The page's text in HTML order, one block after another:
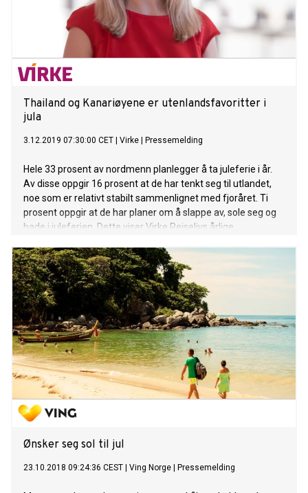
Thailand og Kanariøyene er utenlandsfavoritter i
jula
3.12.2019 07:30:00 CET Virke Pressemelding
Hele 33 prosent av nordmenn planlegger å ta juleferie i år.
Av disse oppgir 16 prosent at de har tenkt seg til utlandet,
noe som er relativt stabilt sammenlignet med fjoråret. Ti
prosent oppgir at de har planer om å slappe av, sole seg og
bade i juleferien. Dette viser Virke Reiselivs årlige
Ønsker seg sol til jul
23.10.2018 09:24:36 CEST Ving Norge Pressemelding